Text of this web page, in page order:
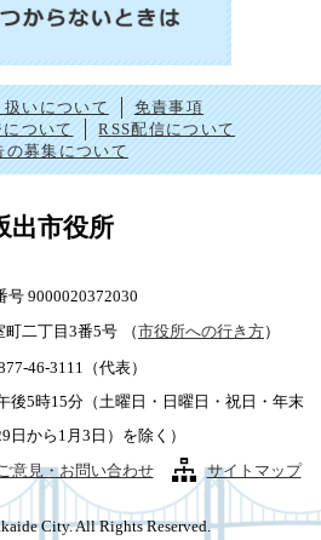
いについて
免責事項
ついて
RSS配信について
の募集について
出市役所
号 9000020372030
二丁目3番5号
（市役所への行き方）
46-3111（代表）
後5時15分（土曜日・日曜日・祝日・年末
日から1月3日）を除く）
ご意見・お問い合わせ サイトマップ
City. All Rights Reserved.